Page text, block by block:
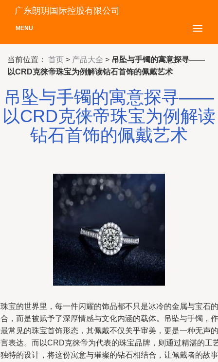
广东朗玥国际控股有限公司
MENU
当前位置： 首页 > 产品大全 > 吊坠与手镯的寓意探寻——
以CRD克徕帝珠宝为例解读钻石首饰的佩戴艺术
吊坠与手镯的寓意探寻——
以CRD克徕帝珠宝为例解读
钻石首饰的佩戴艺术
宝的世界里，每一件闪耀的饰品都不只是冰冷的金属与宝石的
，而是被赋予了深厚情感与文化内涵的载体。吊坠与手镯，作
常见的珠宝首饰形态，其佩戴不仅关乎审美，更是一种无声的
表达。而以CRD克徕帝为代表的珠宝品牌，则通过精湛的工
特的设计，将这份寓意与璀璨的钻石相结合，让佩戴者的故事